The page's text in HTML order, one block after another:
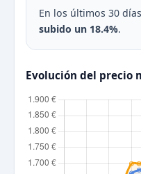
En los últimos 30
subido un 18.4%.
Evolución del precio